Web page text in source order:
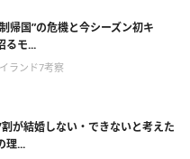
帰国”の危機と今シーズン初キ
るモ...
ランド7考察
が結婚しない・できないと考えた
理...